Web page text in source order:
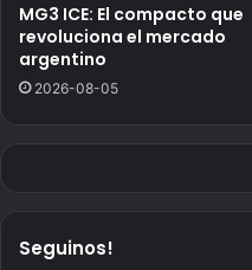
MG3 ICE: El compacto que
revoluciona el mercado
argentino
2026-08-05
Seguinos!